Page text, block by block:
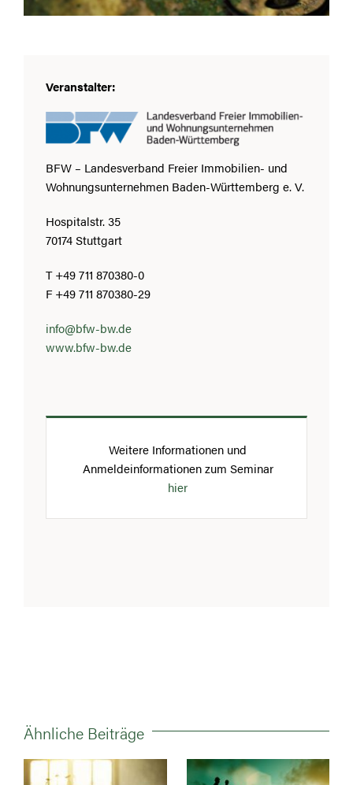
Veranstalter:
BFW – Landesverband Freier Immobilien- und
Wohnungsunternehmen Baden-Württemberg e. V.
Hospitalstr. 35
70174 Stuttgart
T +49 711 870380-0
F +49 711 870380-29
info@bfw-bw.de
www.bfw-bw.de
Weitere Informationen und
Anmeldeinformationen zum Seminar
hier
Ähnliche Beiträge